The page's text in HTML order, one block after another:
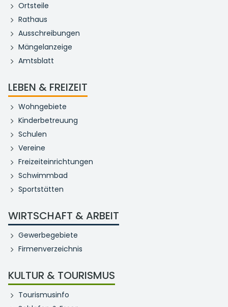
Ortsteile
Rathaus
Ausschreibungen
Mängelanzeige
Amtsblatt
LEBEN & FREIZEIT
Wohngebiete
Kinderbetreuung
Schulen
Vereine
Freizeiteinrichtungen
Schwimmbad
Sportstätten
WIRTSCHAFT & ARBEIT
Gewerbegebiete
Firmenverzeichnis
KULTUR & TOURISMUS
Tourismusinfo